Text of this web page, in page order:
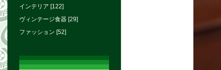
インテリア [122]
ヴィンテージ食器 [29]
ファッション [52]